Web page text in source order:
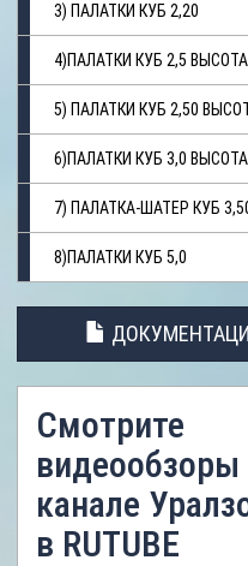
3) ПАЛАТКИ КУБ 2,20
4)ПАЛАТКИ КУБ 2,5
5) ПАЛАТКИ КУБ 2,50
6)ПАЛАТКИ КУБ 3,0
7) ПАЛАТКА-ШАТЕР КУБ
8)ПАЛАТКИ КУБ 5,0
Смотрите
видеообзоры
канале
в RUTUBE